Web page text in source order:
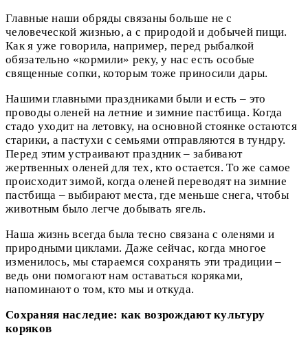
Главные наши обряды связаны больше не с
человеческой жизнью, а с природой и добычей пищи.
Как я уже говорила, например, перед рыбалкой
обязательно «кормили» реку, у нас есть особые
священные сопки, которым тоже приносили дары.
Нашими главными праздниками были и есть – это
проводы оленей на летние и зимние пастбища. Когда
стадо уходит на летовку, на основной стоянке остаются
старики, а пастухи с семьями отправляются в тундру.
Перед этим устраивают праздник – забивают
жертвенных оленей для тех, кто остается. То же самое
происходит зимой, когда оленей переводят на зимние
пастбища – выбирают места, где меньше снега, чтобы
животным было легче добывать ягель.
Наша жизнь всегда была тесно связана с оленями и
природными циклами. Даже сейчас, когда многое
изменилось, мы стараемся сохранять эти традиции –
ведь они помогают нам оставаться коряками,
напоминают о том, кто мы и откуда.
Сохраняя наследие: как возрождают культуру
коряков